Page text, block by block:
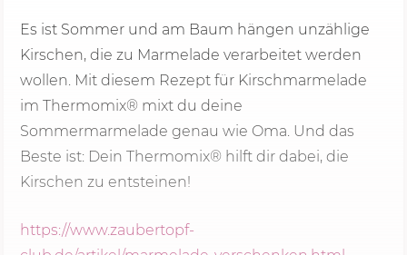
Es ist Sommer und am Baum hängen unzählige
Kirschen, die zu Marmelade verarbeitet werden
wollen. Mit diesem Rezept für Kirschmarmelade
im Thermomix® mixt du deine
Sommermarmelade genau wie Oma. Und das
Beste ist: Dein Thermomix® hilft dir dabei, die
Kirschen zu entsteinen!
https://www.zaubertopf-